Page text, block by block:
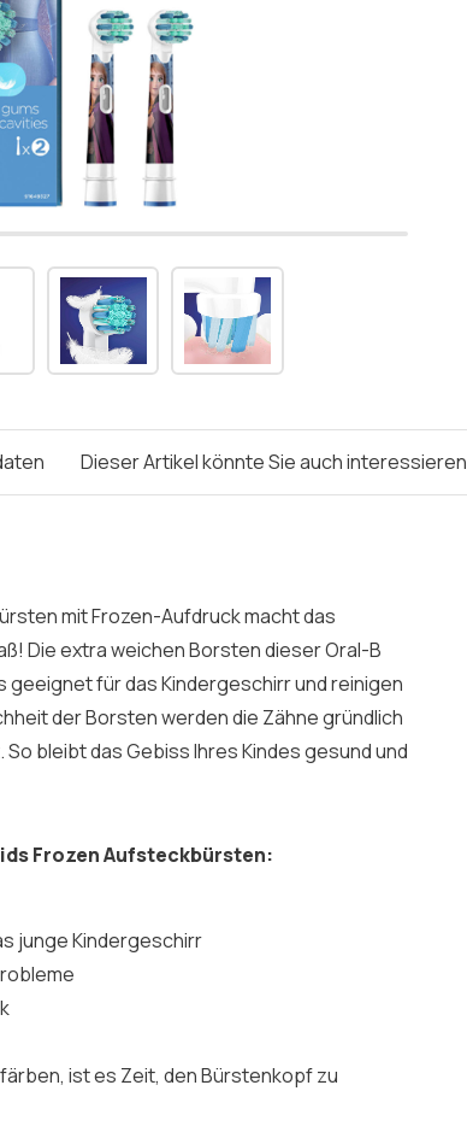
Dieser Artikel könnte Sie auch interessieren
mit Frozen-Aufdruck macht das
Die extra weichen Borsten dieser Oral-B
für das Kindergeschirr und reinigen
der Borsten werden die Zähne gründlich
bleibt das Gebiss Ihres Kindes gesund und
Frozen Aufsteckbürsten:
junge Kindergeschirr
ist es Zeit, den Bürstenkopf zu